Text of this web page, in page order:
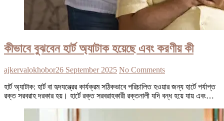
কীভাবে বুঝবেন হার্ট অ্যাটাক হয়েছে এবং করণীয় কী
ajkervalokhobor26 September 2025 No Comments
হার্ট অ্যাটাক: হার্ট বা হৃদযন্ত্রের কার্যক্রম সঠিকভাবে পরিচালিত হওয়ার জন্য হার্টে পর্যাপ্ত
রক্ত সরবরাহ দরকার হয়। হার্টে রক্ত সরবরাহকারী রক্তনালী যদি বন্ধ হয়ে যায় এবং…